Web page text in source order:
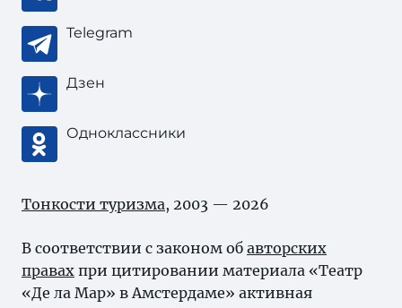
Telegram
Дзен
Одноклассники
Тонкости туризма, 2003 — 2026
В соответствии с законом об авторских
правах при цитировании материала «Театр
«Де ла Мар» в Амстердаме» активная